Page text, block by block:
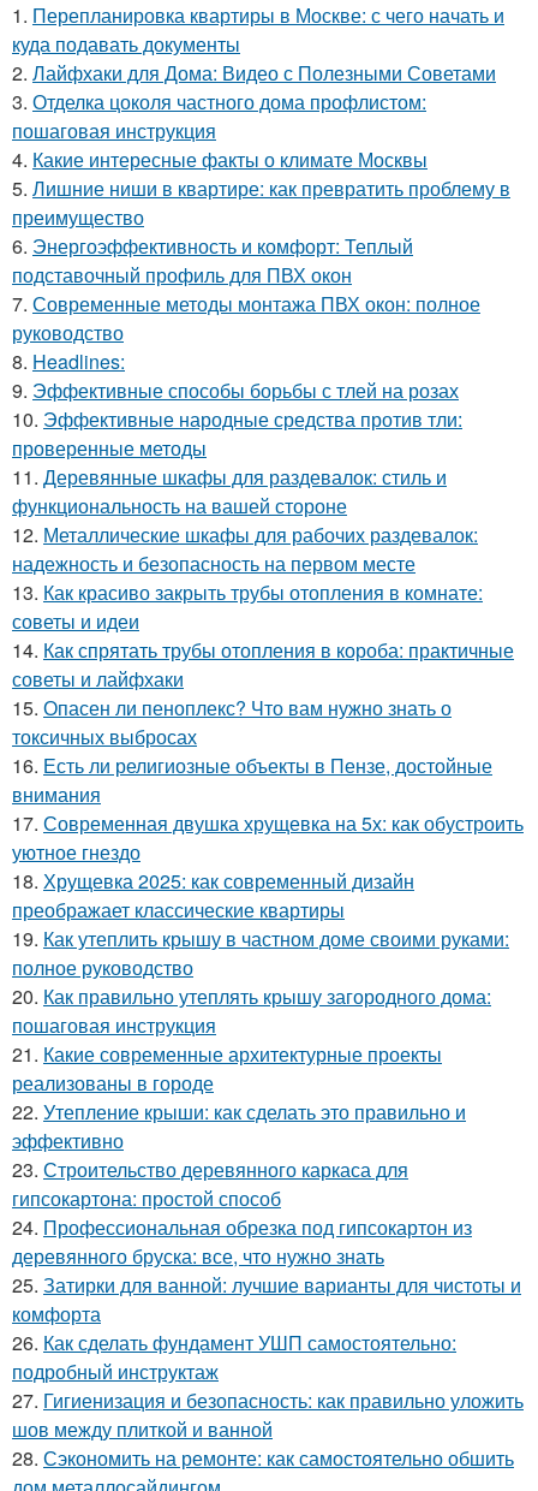
1. Перепланировка квартиры в Москве: с чего начать и
куда подавать документы
2. Лайфхаки для Дома: Видео с Полезными Советами
3. Отделка цоколя частного дома профлистом:
пошаговая инструкция
4. Какие интересные факты о климате Москвы
5. Лишние ниши в квартире: как превратить проблему в
преимущество
6. Энергоэффективность и комфорт: Теплый
подставочный профиль для ПВХ окон
7. Современные методы монтажа ПВХ окон: полное
руководство
8. Headlines:
9. Эффективные способы борьбы с тлей на розах
10. Эффективные народные средства против тли:
проверенные методы
11. Деревянные шкафы для раздевалок: стиль и
функциональность на вашей стороне
12. Металлические шкафы для рабочих раздевалок:
надежность и безопасность на первом месте
13. Как красиво закрыть трубы отопления в комнате:
советы и идеи
14. Как спрятать трубы отопления в короба: практичные
советы и лайфхаки
15. Опасен ли пеноплекс? Что вам нужно знать о
токсичных выбросах
16. Есть ли религиозные объекты в Пензе, достойные
внимания
17. Современная двушка хрущевка на 5х: как обустроить
уютное гнездо
18. Хрущевка 2025: как современный дизайн
преображает классические квартиры
19. Как утеплить крышу в частном доме своими руками:
полное руководство
20. Как правильно утеплять крышу загородного дома:
пошаговая инструкция
21. Какие современные архитектурные проекты
реализованы в городе
22. Утепление крыши: как сделать это правильно и
эффективно
23. Строительство деревянного каркаса для
гипсокартона: простой способ
24. Профессиональная обрезка под гипсокартон из
деревянного бруска: все, что нужно знать
25. Затирки для ванной: лучшие варианты для чистоты и
комфорта
26. Как сделать фундамент УШП самостоятельно:
подробный инструктаж
27. Гигиенизация и безопасность: как правильно уложить
шов между плиткой и ванной
28. Сэкономить на ремонте: как самостоятельно обшить